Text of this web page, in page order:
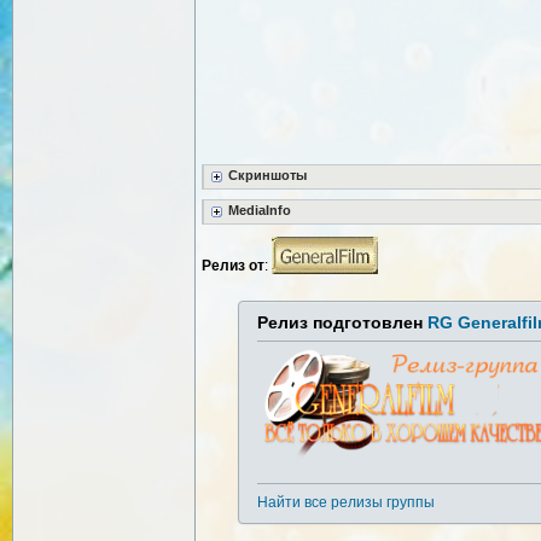
Скриншоты
MediaInfo
Релиз от:
Релиз подготовлен RG
Найти все релизы группы